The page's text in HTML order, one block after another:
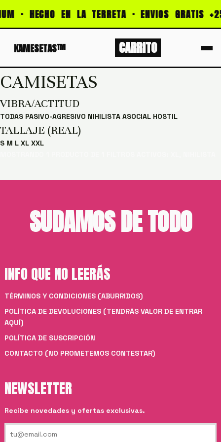
· HECHO EN LA TERRETA · ENVIOS GRATIS
PROMOCIONES: CALIDAD PREMIUM · HECHO EN
KAMESETAS™ CARRITO
CAMISETAS
VIBRA/ACTITUD
TODAS PASIVO-AGRESIVO NIHILISTA ASOCIAL HOSTIL
TALLAJE (REAL)
S M L XL XXL
SUDAMOS DE TODO
INFO QUE NO LEERÁS
TÉRMINOS Y CONDICIONES (ABURRIDOS)
POLÍTICA DE DEVOLUCIONES (TENDRÁS VALOR DE ENTRAR
AQUÍ)
POLÍTICA DE SUSCRIPCIÓN
CONTACTO (NO PROMETEMOS CONTESTAR)
NEWSLETTER
Recibe novedades y ofertas exclusivas.